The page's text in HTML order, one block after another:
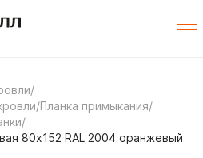
/
/Планка примыкания/
/
80х152 RAL 2004 оранжевый